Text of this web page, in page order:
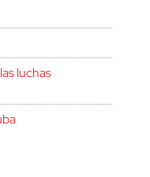
luchas